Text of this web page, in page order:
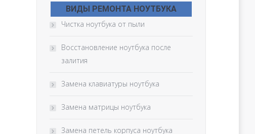
ВИДЫ РЕМОНТА НОУТБУКА
Чистка ноутбука от пыли
Восстановление ноутбука после
залития
Замена клавиатуры ноутбука
Замена матрицы ноутбука
Замена петель корпуса ноутбука